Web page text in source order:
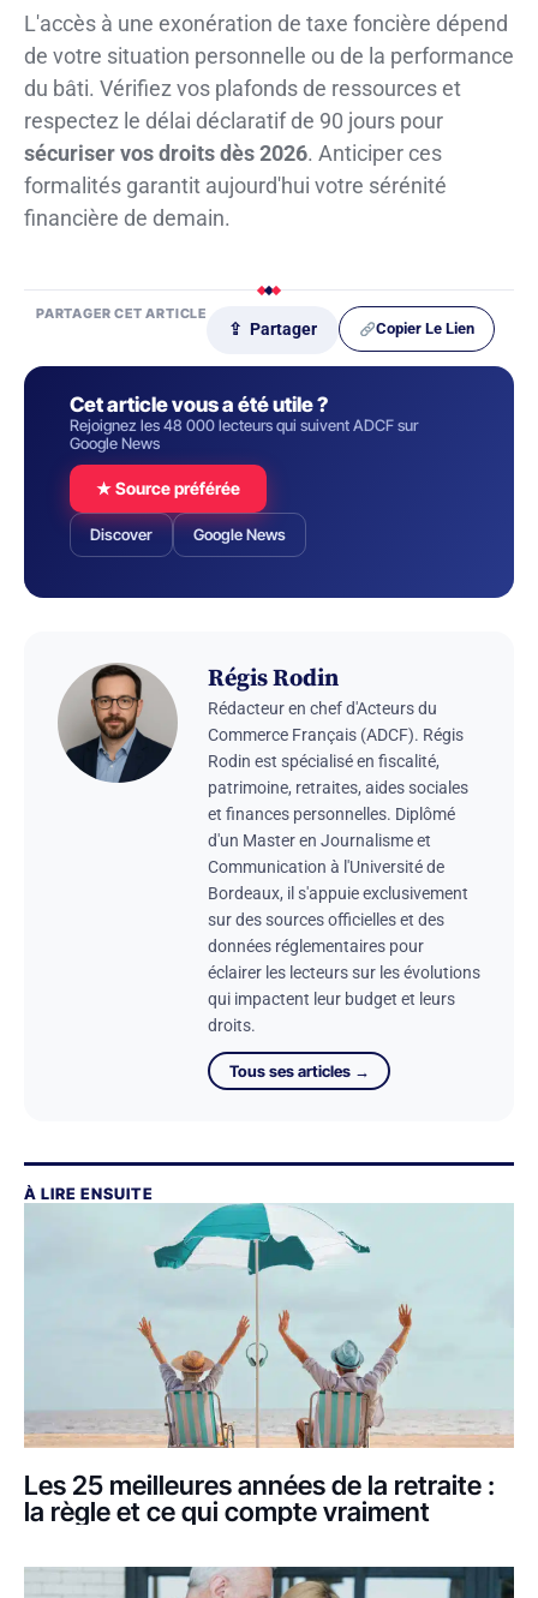
L'accès à une exonération de taxe foncière dépend
de votre situation personnelle ou de la performance
du bâti. Vérifiez vos plafonds de ressources et
respectez le délai déclaratif de 90 jours pour
sécuriser vos droits dès 2026. Anticiper ces
formalités garantit aujourd'hui votre sérénité
financière de demain.
PARTAGER CET ARTICLE
⇪ Partager Copier Le Lien
Cet article vous a été utile ?
Rejoignez les 48 000 lecteurs qui suivent ADCF sur
Google News
★ Source préférée
Discover Google News
Régis Rodin
Rédacteur en chef d'Acteurs du
Commerce Français (ADCF). Régis
Rodin est spécialisé en fiscalité,
patrimoine, retraites, aides sociales
et finances personnelles. Diplômé
d'un Master en Journalisme et
Communication à l'Université de
Bordeaux, il s'appuie exclusivement
sur des sources officielles et des
données réglementaires pour
éclairer les lecteurs sur les évolutions
qui impactent leur budget et leurs
droits.
Tous ses articles →
À LIRE ENSUITE
Les 25 meilleures années de la retraite :
la règle et ce qui compte vraiment